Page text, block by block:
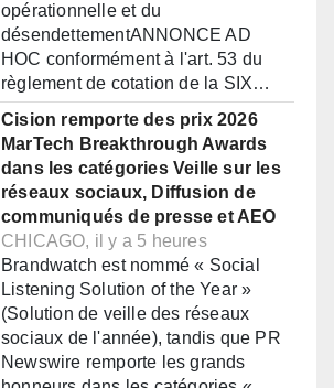
opérationnelle et du
désendettementANNONCE AD
HOC conformément à l'art. 53 du
règlement de cotation de la SIX…
Cision remporte des prix 2026
MarTech Breakthrough Awards
dans les catégories Veille sur les
réseaux sociaux, Diffusion de
communiqués de presse et AEO
CHICAGO, il y a 5 heures
Brandwatch est nommé « Social
Listening Solution of the Year »
(Solution de veille des réseaux
sociaux de l'année), tandis que PR
Newswire remporte les grands